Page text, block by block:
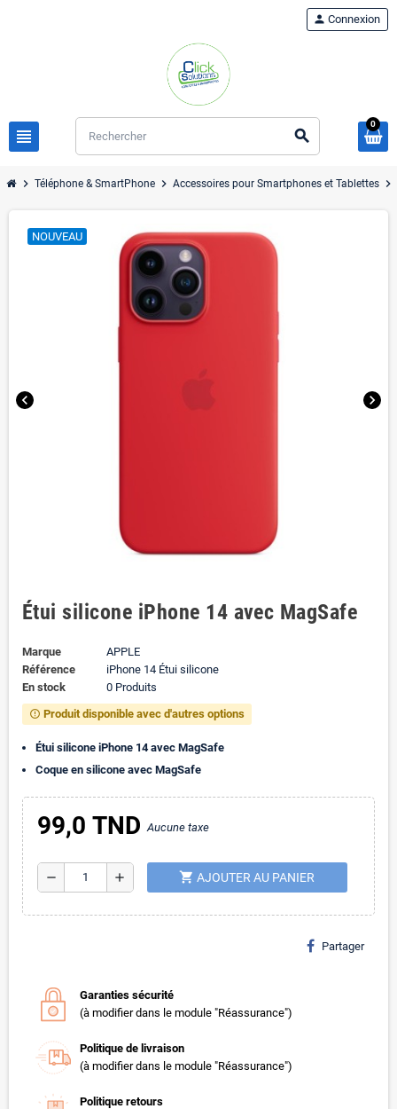
view_headline search
person Connexion
0
chevron_right Téléphone & SmartPhone chevron_right Accessoires pour Smartphones et Tablettes chevron_right
chevron_left chevron_right
NOUVEAU
Étui silicone iPhone 14 avec MagSafe
Marque
APPLE
Référence
iPhone 14 Étui silicone
En stock
0 Produits
error_outline Produit disponible avec d'autres options
Étui silicone iPhone 14 avec MagSafe
Coque en silicone avec MagSafe
99,0 TNDAucune taxe
remove add shopping_cart AJOUTER AU PANIER
Partager
Garanties sécurité
(à modifier dans le module "Réassurance")
Politique de livraison
(à modifier dans le module "Réassurance")
Politique retours